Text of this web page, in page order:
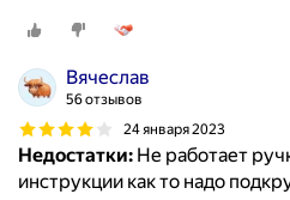
Вячеслав
56 отзывов
24 января 2023
Недостатки: Не работает
инструкции как то надо